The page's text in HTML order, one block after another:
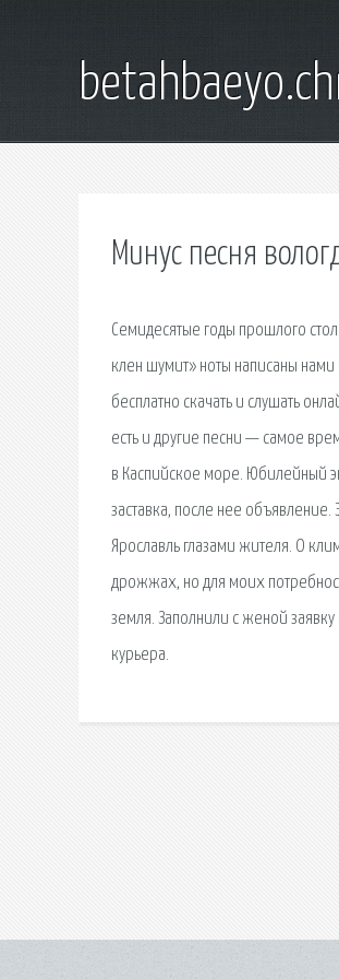
Минус песня
Семидесятые годы прошлого
клен шумит» ноты написаны
бесплатно скачать и слушать
есть и другие песни — самое
в Каспийское море. Юбилейный
заставка, после нее
Ярославль глазами жителя. О
дрожжах, но для моих
земля. Заполнили с женой
курьера.